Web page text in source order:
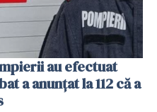
au efectuat
a anunțat la 112 că a